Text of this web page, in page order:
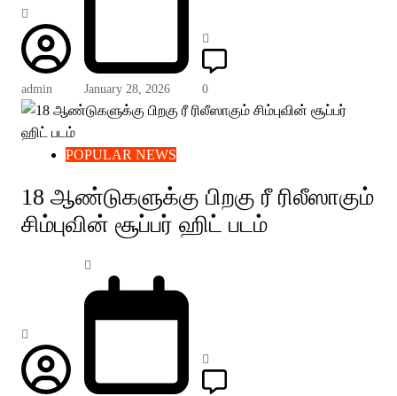
admin January 28, 2026 0
POPULAR NEWS
18 ஆண்டுகளுக்கு பிறகு ரீ ரிலீஸாகும்
சிம்புவின் சூப்பர் ஹிட் படம்